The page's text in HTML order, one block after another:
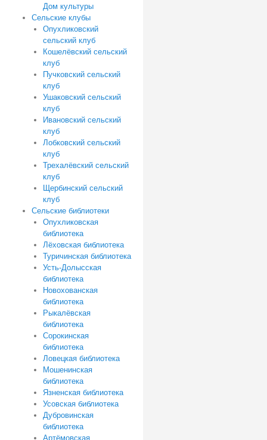
Дом культуры
Сельские клубы
Опухликовский
сельский клуб
Кошелёвский сельский
клуб
Пучковский сельский
клуб
Ушаковский сельский
клуб
Ивановский сельский
клуб
Лобковский сельский
клуб
Трехалёвский сельский
клуб
Щербинский сельский
клуб
Сельские библиотеки
Опухликовская
библиотека
Лёховская библиотека
Туричинская библиотека
Усть-Долысская
библиотека
Новохованская
библиотека
Рыкалёвская
библиотека
Сорокинская
библиотека
Ловецкая библиотека
Мошенинская
библиотека
Язненская библиотека
Усовская библиотека
Дубровинская
библиотека
Артёмовская